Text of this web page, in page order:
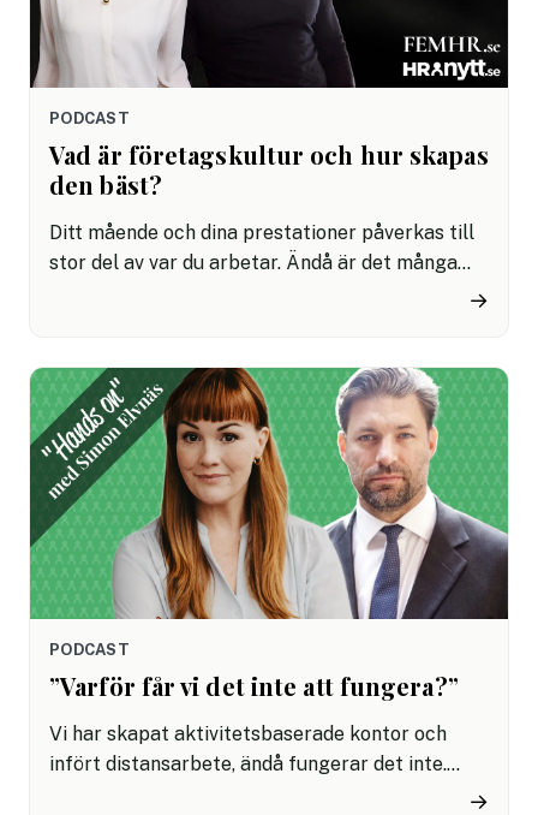
PODCAST
Vad är företagskultur och hur skapas
den bäst?
Ditt mående och dina prestationer påverkas till
stor del av var du arbetar. Ändå är det många
säsong – och först ut är ett samtal med Linus
Jonkman.
→
PODCAST
”Varför får vi det inte att fungera?”
Vi har skapat aktivitetsbaserade kontor och
infört distansarbete, ändå fungerar det inte.
Förutsättningarna förändras ständigt – men vad
→